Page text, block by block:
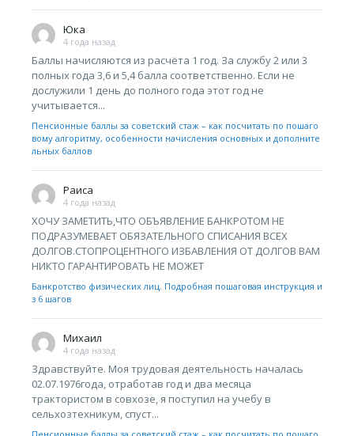
Юка
4 года назад
Баллы начисляются из расчёта 1 год. За службу 2 или 3
полных года 3,6 и 5,4 балла соответственно. Если не
дослужили 1 день до полного года этот год не
учитывается...
Пенсионные баллы за советский стаж – как посчитать по пошаго
вому алгоритму, особенности начисления основных и дополните
льных баллов
Раиса
4 года назад
ХОЧУ ЗАМЕТИТЬ,ЧТО ОБЪЯВЛЕНИЕ БАНКРОТОМ НЕ
ПОДРАЗУМЕВАЕТ ОБЯЗАТЕЛЬНОГО СПИСАНИЯ ВСЕХ
ДОЛГОВ.СТОПРОЦЕНТНОГО ИЗБАВЛЕНИЯ ОТ ДОЛГОВ ВАМ
НИКТО ГАРАНТИРОВАТЬ НЕ МОЖЕТ
Банкротство физических лиц. Подробная пошаговая инструкция и
з 6 шагов
Михаил
4 года назад
Здравствуйте. Моя трудовая деятельность началась
02.07.1976года, отработав год и два месяца
трактористом в совхозе, я поступил на учебу в
сельхозтехникум, спуст...